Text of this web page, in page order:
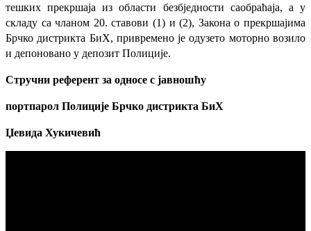
тешких прекршаја из области безбједности саобраћаја, а у
складу са чланом 20. ставови (1) и (2), Закона о прекршајима
Брчко дистрикта БиХ, привремено је одузето моторно возило
и депоновано у депозит Полиције.
Стручни референт за односе с јавношћу
портпарол Полиције Брчко дистрикта БиХ
Џевида Хукичевић